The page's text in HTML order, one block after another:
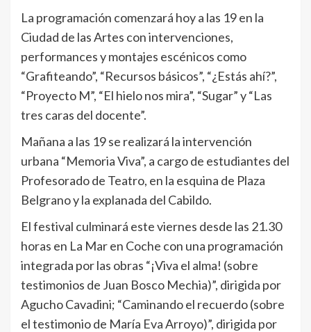
La programación comenzará hoy a las 19 en la
Ciudad de las Artes con intervenciones,
performances y montajes escénicos como
“Grafiteando”, “Recursos básicos”, “¿Estás ahí?”,
“Proyecto M”, “El hielo nos mira”, “Sugar” y “Las
tres caras del docente”.
Mañana a las 19 se realizará la intervención
urbana “Memoria Viva”, a cargo de estudiantes del
Profesorado de Teatro, en la esquina de Plaza
Belgrano y la explanada del Cabildo.
El festival culminará este viernes desde las 21.30
horas en La Mar en Coche con una programación
integrada por las obras “¡Viva el alma! (sobre
testimonios de Juan Bosco Mechia)”, dirigida por
Agucho Cavadini; “Caminando el recuerdo (sobre
el testimonio de María Eva Arroyo)”, dirigida por